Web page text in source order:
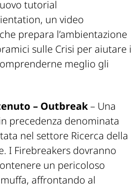
tutorial
, un video
prepara l’ambientazione
sulle Crisi per aiutare i
meglio gli
– Outbreak– Una
precedenza denominata
nel settore Ricerca della
I Firebreakers dovranno
un pericoloso
affrontando al